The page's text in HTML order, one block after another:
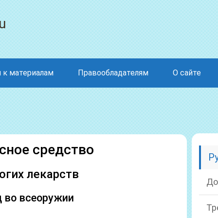
к материалам Правообладателям О сайте
средство
лекарств
во всеоружии